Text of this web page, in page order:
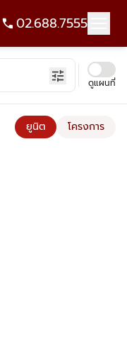
02.688.7555
งขายและเช่า - Plus
tune ดูแผนที่
ยูนิต โครงการ